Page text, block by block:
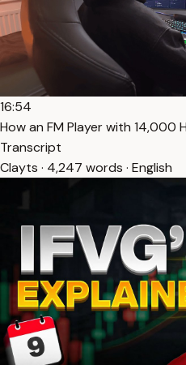
16:54
How an FM Player with 14,000
Transcript
Clayts · 4,247 words · English